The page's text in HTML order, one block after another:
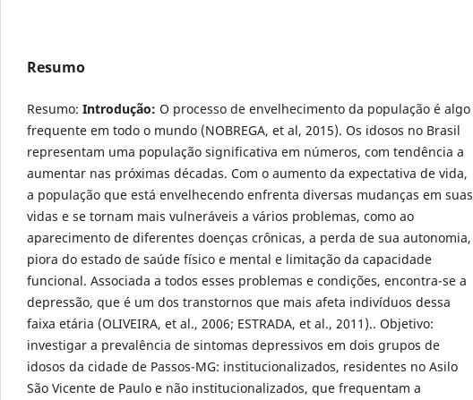
Resumo
Resumo: Introdução: O processo de envelhecimento da população é algo
frequente em todo o mundo (NOBREGA, et al, 2015). Os idosos no Brasil
representam uma população significativa em números, com tendência a
aumentar nas próximas décadas. Com o aumento da expectativa de vida,
a população que está envelhecendo enfrenta diversas mudanças em suas
vidas e se tornam mais vulneráveis a vários problemas, como ao
aparecimento de diferentes doenças crônicas, a perda de sua autonomia,
piora do estado de saúde físico e mental e limitação da capacidade
funcional. Associada a todos esses problemas e condições, encontra-se a
depressão, que é um dos transtornos que mais afeta indivíduos dessa
faixa etária (OLIVEIRA, et al., 2006; ESTRADA, et al., 2011).. Objetivo:
investigar a prevalência de sintomas depressivos em dois grupos de
idosos da cidade de Passos-MG: institucionalizados, residentes no Asilo
São Vicente de Paulo e não institucionalizados, que frequentam a